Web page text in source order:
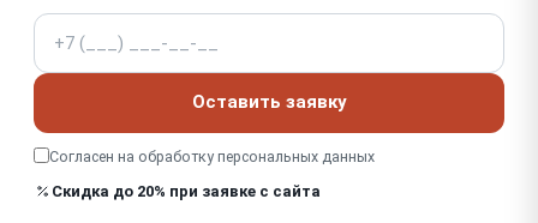
Неисправна плата управления (внутренняя или
инверторная)
грязь)
подшипники)
Телефон
Оставить заявку
Согласен на обработку персональных данных
Скидка до 20% при заявке с сайта